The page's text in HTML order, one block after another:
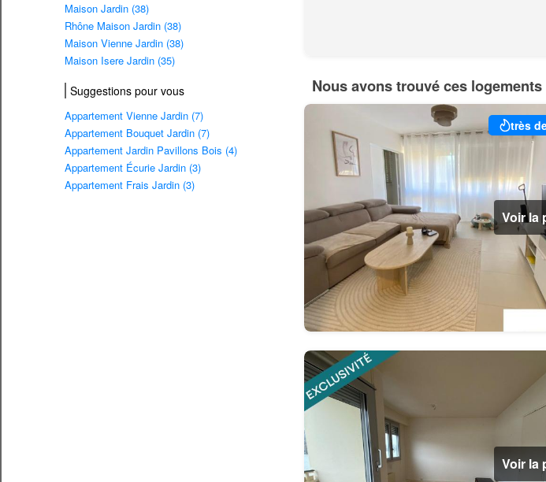
Maison Jardin (38)
Rhône Maison Jardin (38)
Maison Vienne Jardin (38)
Maison Isere Jardin (35)
Suggestions pour vous
Appartement Vienne Jardin (7)
Appartement Bouquet Jardin (7)
Appartement Jardin Pavillons Bois (4)
Appartement Écurie Jardin (3)
Appartement Frais Jardin (3)
Nous avons trouvé ces
très
Voir la
Voir la